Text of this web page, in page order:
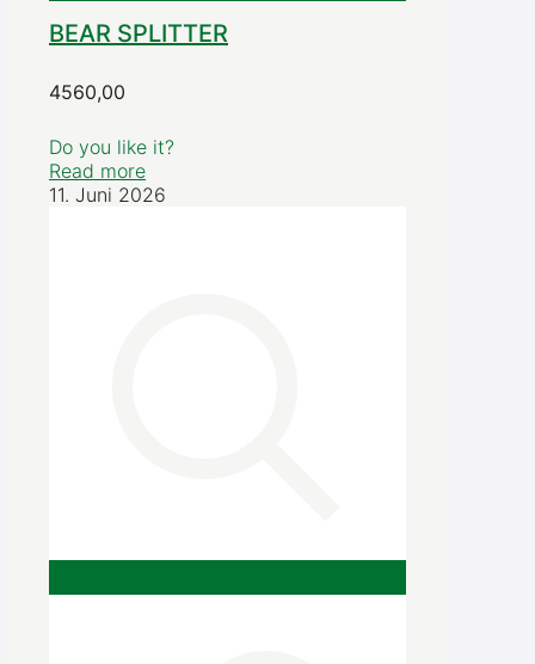
BEAR SPLITTER
4560,00
Do you like it?
Read more
11. Juni 2026